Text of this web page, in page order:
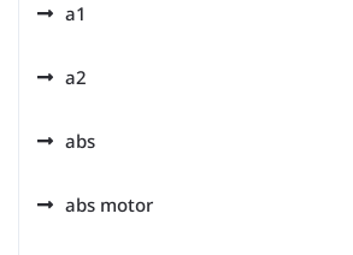
a1
a2
abs
abs motor